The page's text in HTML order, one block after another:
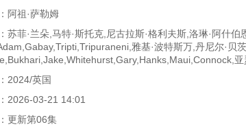
阿祖·萨勒姆
苏菲·兰朵,马特·斯托克,尼古拉斯·格利夫斯,洛琳·阿什
雅基·波特斯万,丹尼尔·贝
2024/英国
2026-03-21 14:01
更新第06集